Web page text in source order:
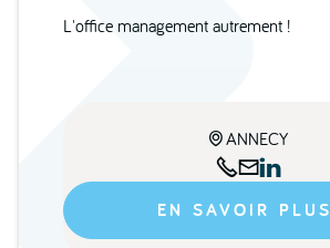
L'office management autrement !
ANNECY

EN SAVOIR PLUS